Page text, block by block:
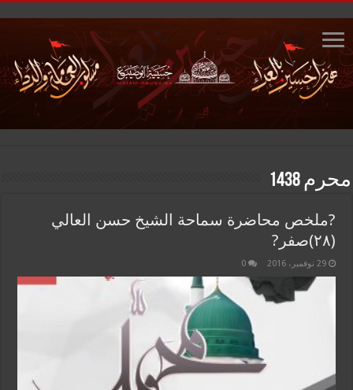
محرم 1438
?ملخص محاضرة سماحة الشيخ حسن العالي
(٢٨)صفر?
29 نوفمبر، 2016 0